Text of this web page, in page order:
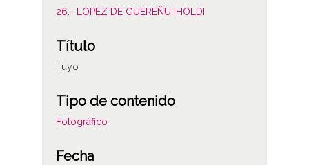
26.- LÓPEZ DE GUEREÑU IHOLDI
Título
Tuyo
Tipo de contenido
Fotográfico
Fecha